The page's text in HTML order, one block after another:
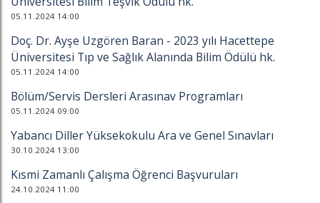
05.11.2024 14:00
Doç. Dr. Ayşe Uzgören Baran - 2023 yılı Hacettepe
Üniversitesi Tıp ve Sağlık Alanında Bilim Ödülü hk.
05.11.2024 14:00
Bölüm/Servis Dersleri Arasınav Programları
05.11.2024 09:00
Yabancı Diller Yüksekokulu Ara ve Genel Sınavları
30.10.2024 13:00
Kısmi Zamanlı Çalışma Öğrenci Başvuruları
24.10.2024 11:00